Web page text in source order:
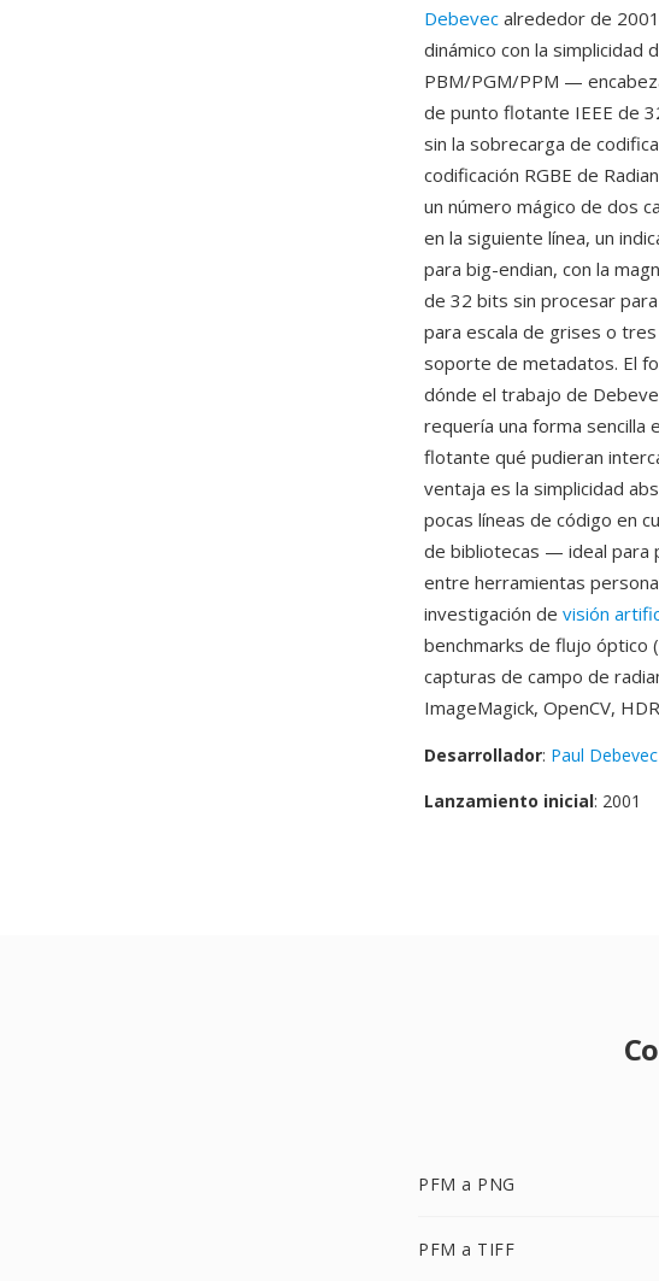
Debevec alrededor de
dinámico con la simplicidad
PBM/PGM/PPM —
de punto flotante IEEE de
sin la sobrecarga de
codificación RGBE de
un número mágico de dos
en la siguiente línea, un
para big-endian, con la
de 32 bits sin procesar
para escala de grises o
soporte de metadatos. El
dónde el trabajo de
requería una forma sencilla
flotante qué pudieran
ventaja es la simplicidad
pocas líneas de código en
de bibliotecas — ideal para
entre herramientas
investigación de visión
benchmarks de flujo óptico
capturas de campo de
ImageMagick, OpenCV,
Desarrollador: Paul Debevec
Lanzamiento inicial: 2001
PFM a PNG
PFM a TIFF